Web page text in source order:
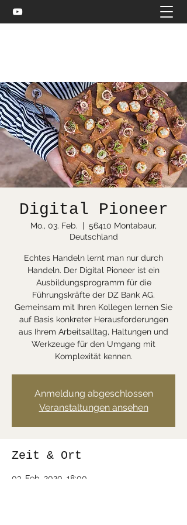
Digital Pioneer
Mo., 03. Feb.
  |
56410 Montabaur,
Deutschland
Echtes Handeln lernt man nur durch
Handeln. Der Digital Pioneer ist ein
Ausbildungsprogramm für die
Führungskräfte der DZ Bank AG.
Gemeinsam mit Ihren Kollegen lernen Sie
auf Basis konkreter Herausforderungen
aus Ihrem Arbeitsalltag, Haltungen und
Werkzeuge für den Umgang mit
Komplexität kennen.
Anmeldung abgeschlossen
Veranstaltungen ansehen
Zeit & Ort
03. Feb. 2020, 18:00